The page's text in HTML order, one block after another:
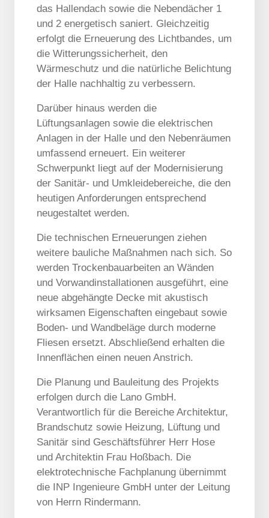
das Hallendach sowie die Nebendächer 1
und 2 energetisch saniert. Gleichzeitig
erfolgt die Erneuerung des Lichtbandes, um
die Witterungssicherheit, den
Wärmeschutz und die natürliche Belichtung
der Halle nachhaltig zu verbessern.
Darüber hinaus werden die
Lüftungsanlagen sowie die elektrischen
Anlagen in der Halle und den Nebenräumen
umfassend erneuert. Ein weiterer
Schwerpunkt liegt auf der Modernisierung
der Sanitär- und Umkleidebereiche, die den
heutigen Anforderungen entsprechend
neugestaltet werden.
Die technischen Erneuerungen ziehen
weitere bauliche Maßnahmen nach sich. So
werden Trockenbauarbeiten an Wänden
und Vorwandinstallationen ausgeführt, eine
neue abgehängte Decke mit akustisch
wirksamen Eigenschaften eingebaut sowie
Boden- und Wandbeläge durch moderne
Fliesen ersetzt. Abschließend erhalten die
Innenflächen einen neuen Anstrich.
Die Planung und Bauleitung des Projekts
erfolgen durch die Lano GmbH.
Verantwortlich für die Bereiche Architektur,
Brandschutz sowie Heizung, Lüftung und
Sanitär sind Geschäftsführer Herr Hose
und Architektin Frau Hoßbach. Die
elektrotechnische Fachplanung übernimmt
die INP Ingenieure GmbH unter der Leitung
von Herrn Rindermann.